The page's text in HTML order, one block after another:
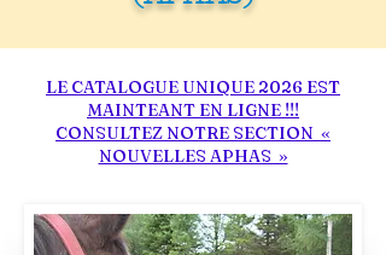
LE CATALOGUE UNIQUE 2026 EST
MAINTEANT EN LIGNE !!!
CONSULTEZ NOTRE SECTION «
NOUVELLES APHAS »